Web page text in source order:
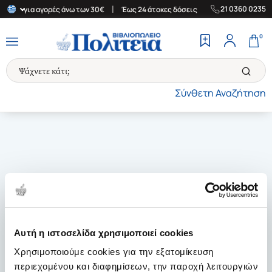
Αυτή η ιστοσελίδα χρησιμοποιεί cookies
Χρησιμοποιούμε cookies για την εξατομίκευση
περιεχομένου και διαφημίσεων, την παροχή λειτουργιών
για αγορές άνω των 30€ Έως 24 άτοκες δόσεις | Δωρεάν
21 0360 0235
Σύνθετη Αναζήτηση
0